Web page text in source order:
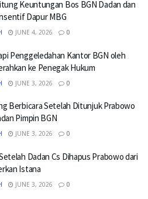
Keuntungan Bos BGN Dadan dan
Dapur MBG
JUNE 4, 2026 0
Penggeledahan Kantor BGN oleh
ke Penegak Hukum
JUNE 3, 2026 0
Berbicara Setelah Ditunjuk Prabowo
Pimpin BGN
JUNE 3, 2026 0
Dadan Cs Dihapus Prabowo dari
Istana
JUNE 3, 2026 0